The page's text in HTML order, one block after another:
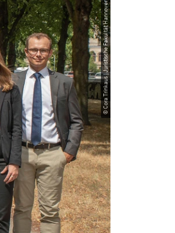
© Cora Trinkaus | Juristische Fakultät Hannover